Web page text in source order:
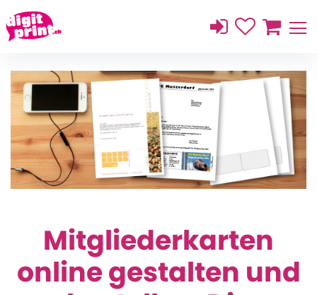
Mitgliederkarten
online gestalten und